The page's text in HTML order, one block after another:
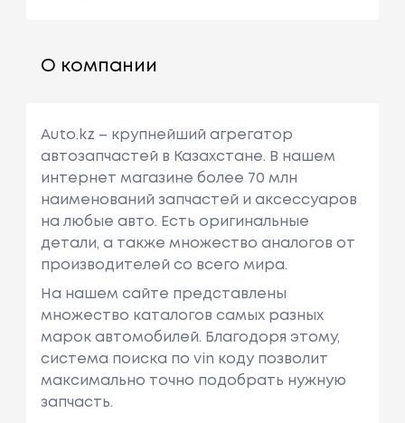
О компании
Auto.kz – крупнейший агрегатор
автозапчастей в Казахстане. В нашем
интернет магазине более 70 млн
наименований запчастей и аксессуаров
на любые авто. Есть оригинальные
детали, а также множество аналогов от
производителей со всего мира.
На нашем сайте представлены
множество каталогов самых разных
марок автомобилей. Благодоря этому,
система поиска по vin коду позволит
максимально точно подобрать нужную
запчасть.